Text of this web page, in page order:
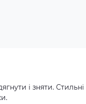
і зняти. Стильні